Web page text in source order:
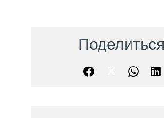
Поделиться